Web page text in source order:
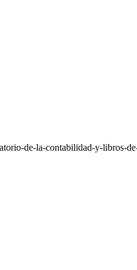
de-la-contabilidad-y-libros-